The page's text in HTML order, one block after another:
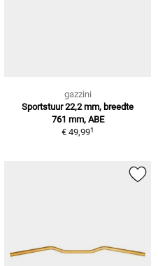
gazzini
Sportstuur 22,2 mm, breedte
761 mm, ABE
€ 49,991